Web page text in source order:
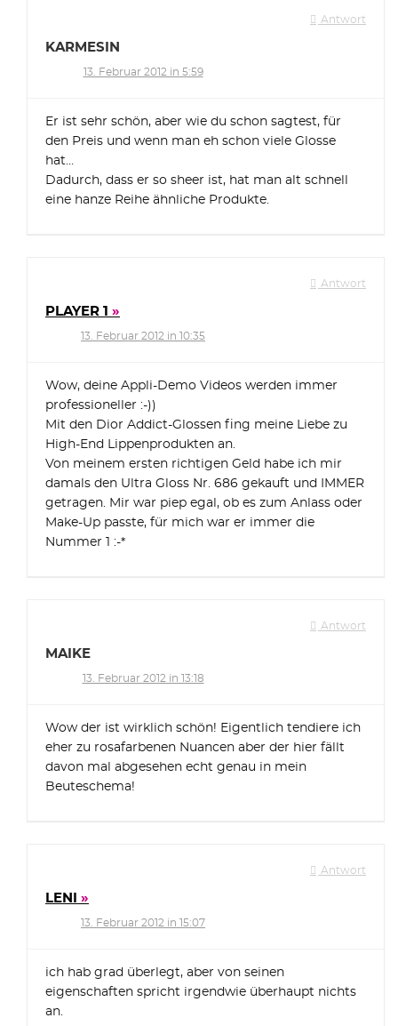
Antwort
KARMESIN
13. Februar 2012 in 5:59
Er ist sehr schön, aber wie du schon sagtest, für
den Preis und wenn man eh schon viele Glosse
hat…
Dadurch, dass er so sheer ist, hat man alt schnell
eine hanze Reihe ähnliche Produkte.
Antwort
PLAYER 1
13. Februar 2012 in 10:35
Wow, deine Appli-Demo Videos werden immer
professioneller :-))
Mit den Dior Addict-Glossen fing meine Liebe zu
High-End Lippenprodukten an.
Von meinem ersten richtigen Geld habe ich mir
damals den Ultra Gloss Nr. 686 gekauft und IMMER
getragen. Mir war piep egal, ob es zum Anlass oder
Make-Up passte, für mich war er immer die
Nummer 1 :-*
Antwort
MAIKE
13. Februar 2012 in 13:18
Wow der ist wirklich schön! Eigentlich tendiere ich
eher zu rosafarbenen Nuancen aber der hier fällt
davon mal abgesehen echt genau in mein
Beuteschema!
Antwort
LENI
13. Februar 2012 in 15:07
ich hab grad überlegt, aber von seinen
eigenschaften spricht irgendwie überhaupt nichts
an.